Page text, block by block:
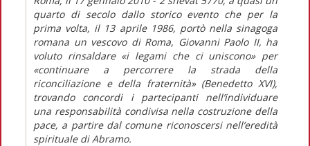
quarto di secolo dallo storico evento che per la
prima volta, il 13 aprile 1986, portò nella sinagoga
romana un vescovo di Roma, Giovanni Paolo II, ha
voluto rinsaldare «i legami che ci uniscono» per
«continuare a percorrere la strada della
riconciliazione e della fraternità» (Benedetto XVI),
trovando concordi i partecipanti nell’individuare
una responsabilità condivisa nella costruzione della
pace, a partire dal comune riconoscersi nell’eredità
spirituale di Abramo.